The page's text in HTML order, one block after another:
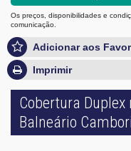
Os preços, disponibilidades e
comunicação.
Adicionar aos
Imprimir
Cobertura
Balneário